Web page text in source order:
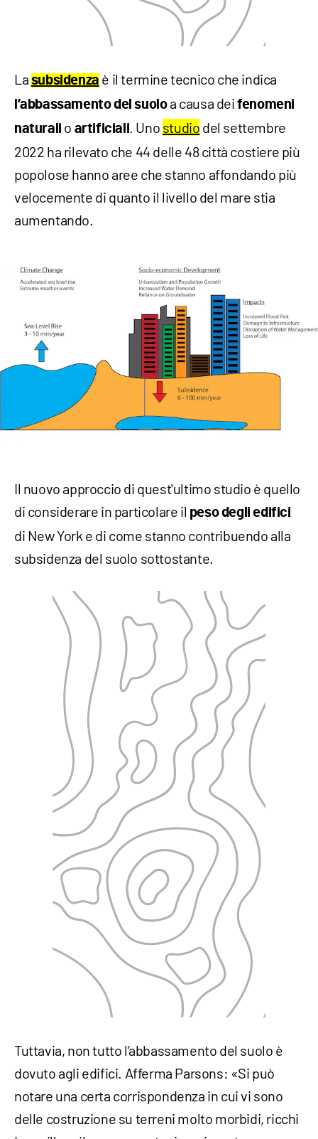
La subsidenza è il termine tecnico che indica
l’abbassamentodel suoloa causa deifenomeni
naturali o artificiali. Uno studio del settembre
2022 ha rilevato che 44 delle 48 città costiere più
popolose hanno aree che stanno affondando più
velocemente di quanto il livello del mare stia
aumentando.
Il nuovo approccio di quest'ultimo studio è quello
di considerare in particolare il peso degli edifici
di New York e di come stanno contribuendo alla
subsidenza del suolo sottostante.
Tuttavia, non tutto l’abbassamento del suolo è
dovuto agli edifici. Afferma Parsons: «Si può
notare una certa corrispondenza in cui vi sono
delle costruzione su terreni molto morbidi, ricchi